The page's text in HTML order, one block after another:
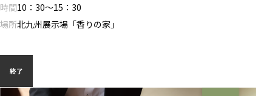
時間10：30～15：30
場所北九州展示場「香りの家」
終了